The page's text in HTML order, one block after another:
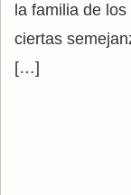
la familia de
ciertas
[…]